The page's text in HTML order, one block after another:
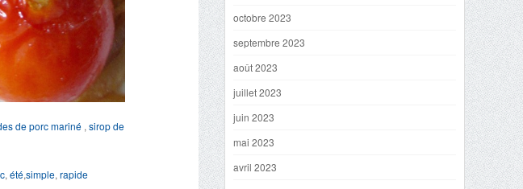
de porc mariné , sirop de
, été,simple, rapide
octobre 2023
septembre 2023
août 2023
juillet 2023
juin 2023
mai 2023
avril 2023